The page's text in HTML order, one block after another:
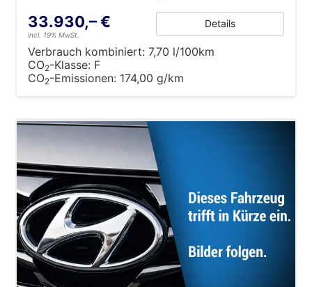
33.930,– €
incl. 19% MwSt.
Details
Verbrauch kombiniert: 7,70 l/100km
CO2-Klasse: F
CO2-Emissionen: 174,00 g/km